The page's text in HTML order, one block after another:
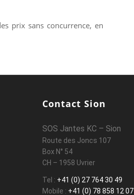
prix sans concurrence, en
Contact Sion
SOS Jantes KC – Sion
Route des Joncs 107
Box N° 54
CH – 1958 Uvrier
Tel : +41 (0) 27 764 30 49
Mobile : +41 (0) 78 858 12 07